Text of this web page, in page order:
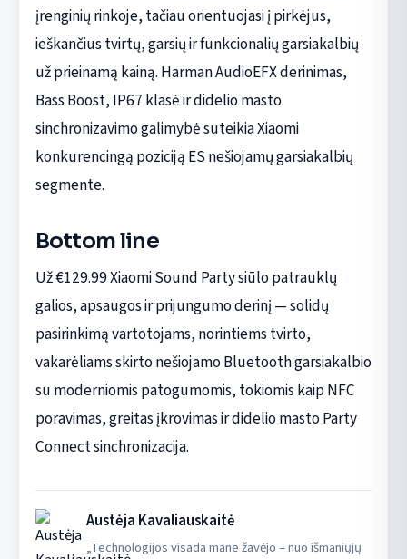
įrenginių rinkoje, tačiau orientuojasi į pirkėjus,
ieškančius tvirtų, garsių ir funkcionalių garsiakalbių
už prieinamą kainą. Harman AudioEFX derinimas,
Bass Boost, IP67 klasė ir didelio masto
sinchronizavimo galimybė suteikia Xiaomi
konkurencingą poziciją ES nešiojamų garsiakalbių
segmente.
Bottom line
Už €129.99 Xiaomi Sound Party siūlo patrauklų
galios, apsaugos ir prijungumo derinį — solidų
pasirinkimą vartotojams, norintiems tvirto,
vakarėliams skirto nešiojamo Bluetooth garsiakalbio
su moderniomis patogumomis, tokiomis kaip NFC
poravimas, greitas įkrovimas ir didelio masto Party
Connect sinchronizacija.
Austėja Kavaliauskaitė
„Technologijos visada mane žavėjo – nuo išmaniųjų